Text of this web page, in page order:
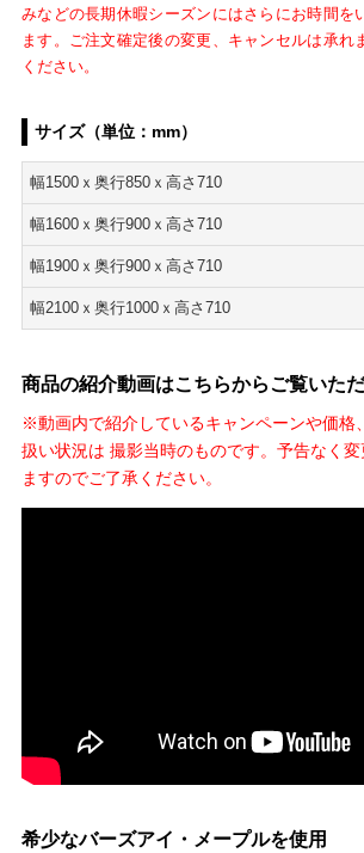
みなどの長期休暇シーズンにはさらにお時間を
ます。ご注文確定後の変更、キャンセルは承れ
ください。
サイズ（単位：mm）
幅1500ｘ奥行850ｘ高さ710
幅1600ｘ奥行900ｘ高さ710
幅1900ｘ奥行900ｘ高さ710
幅2100ｘ奥行1000ｘ高さ710
商品の紹介動画はこちらからご覧いただ
※動画内で紹介しているキャンペーンや価格
扱い状況は 撮影当時のものです。予告なく変
ますのでご了承ください。
希少なバーズアイ・メープルを使用